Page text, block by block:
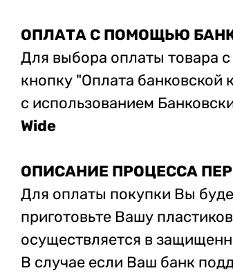
ОПЛАТА С ПОМОЩЬЮ
Для выбора оплаты товара
кнопку "Оплата банковской
с использованием
Wide
ОПИСАНИЕ ПРОЦЕССА
Для оплаты покупки Вы
приготовьте Вашу
осуществляется в
В случае если Ваш банк